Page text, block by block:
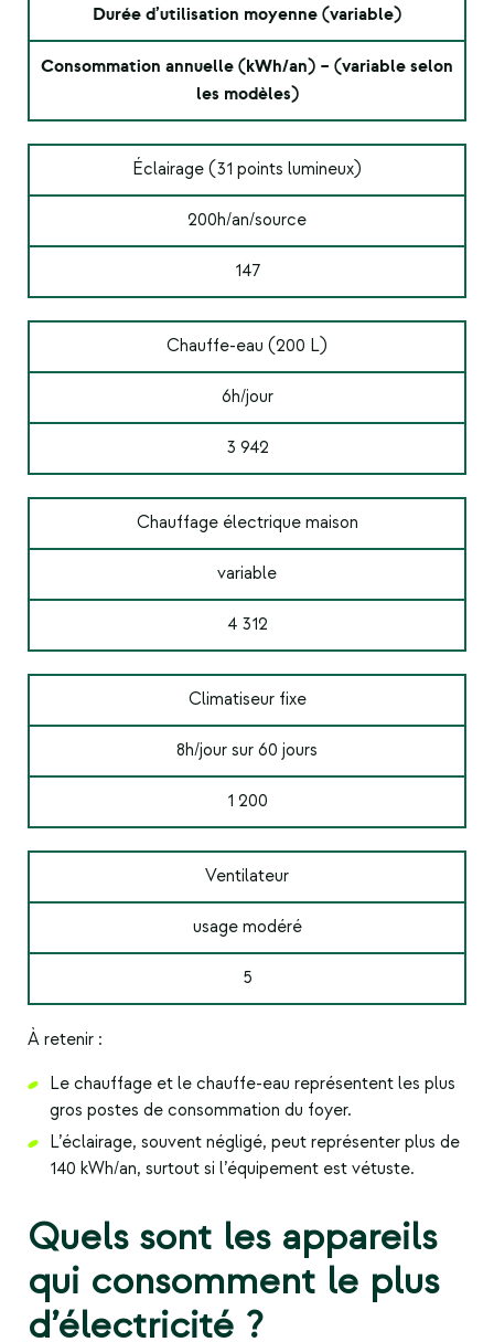
Durée d’utilisation moyenne (variable)
Consommation annuelle (kWh/an) – (variable selon
les modèles)
Éclairage (31 points lumineux)
200h/an/source
147
Chauffe-eau (200 L)
6h/jour
3 942
Chauffage électrique maison
variable
4 312
Climatiseur fixe
8h/jour sur 60 jours
1 200
Ventilateur
usage modéré
5
À retenir :
Le chauffage et le chauffe-eau représentent les plus
gros postes de consommation du foyer.
L’éclairage, souvent négligé, peut représenter plus de
140 kWh/an, surtout si l’équipement est vétuste.
Quels sont les appareils
qui consomment le plus
d’électricité ?